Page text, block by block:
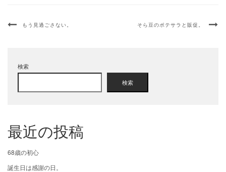
もう見過ごさない。 そら豆のポテサラと販促。
検索
検索
最近の投稿
68歳の初心
誕生日は感謝の日。